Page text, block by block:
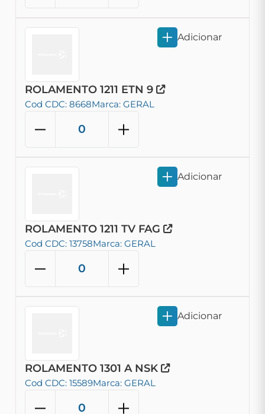
ROLAMENTO 1211 ETN 9
Cod CDC: 8668Marca: GERAL
Adicionar
ROLAMENTO 1211 TV FAG
Cod CDC: 13758Marca: GERAL
Adicionar
ROLAMENTO 1301 A NSK
Cod CDC: 15589Marca: GERAL
Adicionar